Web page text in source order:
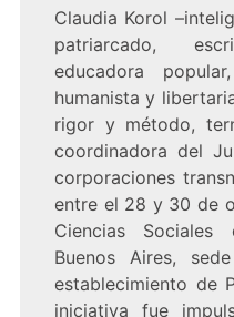
Claudia Korol
patriarcado,
educadora
humanista y
rigor y método,
coordinadora del
corporaciones
entre el 28 y 30 de
Ciencias
Buenos Aires,
establecimiento de
iniciativa fue